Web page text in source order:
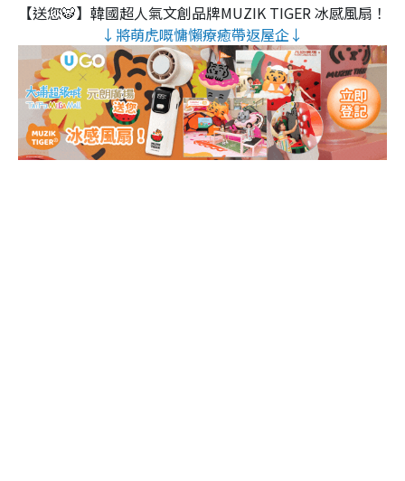
【送您🐯】韓國超人氣文創品牌MUZIK TIGER 冰感風扇！
↓將萌虎嘅慵懶療癒帶返屋企↓